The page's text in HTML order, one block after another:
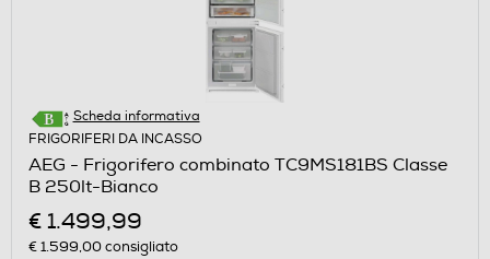
Scheda informativa
FRIGORIFERI DA INCASSO
AEG - Frigorifero combinato TC9MS181BS Classe
B 250lt-Bianco
€ 1.499,99
€ 1.599,00consigliato